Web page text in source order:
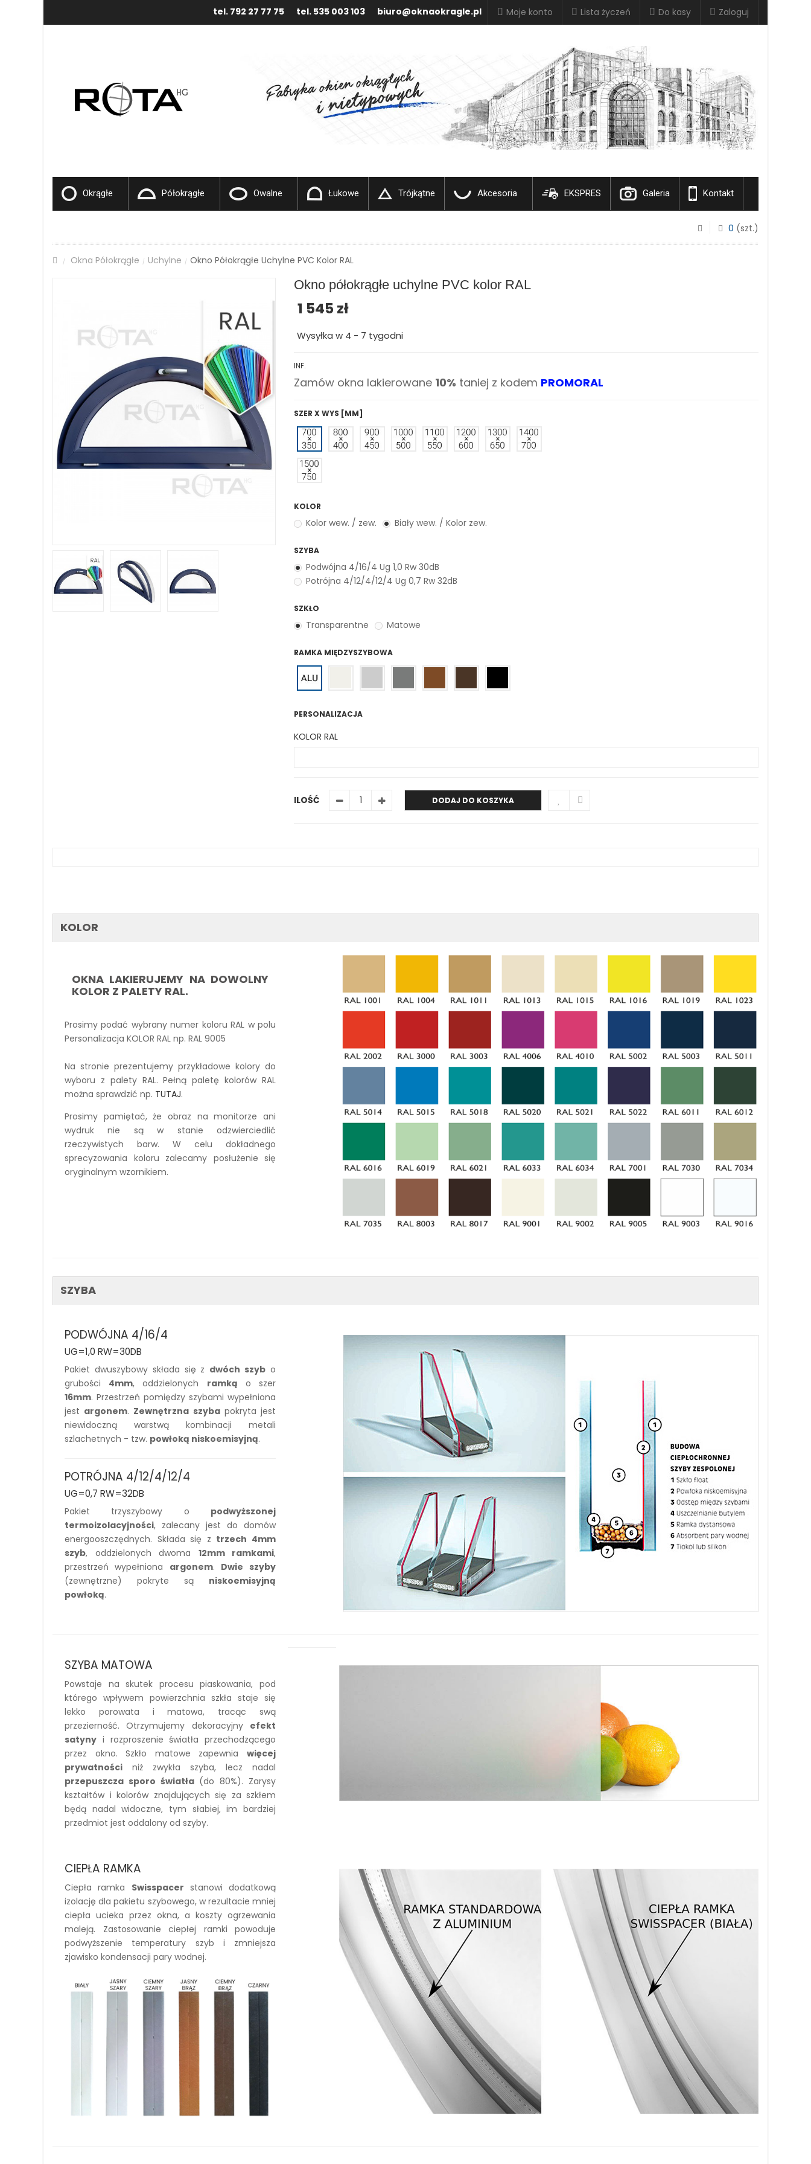
Moje konto Lista życzeń Do kasy Zaloguj
biuro@oknaokragle.pl
tel. 535 003 103
tel. 792 27 77 75
Okrągłe Półokrągłe Owalne Łukowe Trójkątne Akcesoria EKSPRES Galeria Kontakt
0 (szt.)
/ Okna Półokrągłe / Uchylne / Okno Półokrągłe Uchylne PVC Kolor RAL
Okno półokrągłe uchylne PVC kolor RAL
1 545 zł
Wysyłka w 4 - 7 tygodni
INF.
Zamów okna lakierowane 10% taniej z kodem PROMORAL
SZER X WYS [MM]
KOLOR
Kolor wew. / zew. Biały wew. / Kolor zew.
SZYBA
Podwójna 4/16/4 Ug 1,0 Rw 30dB
Potrójna 4/12/4/12/4 Ug 0,7 Rw 32dB
SZKŁO
Transparentne Matowe
RAMKA MIĘDZYSZYBOWA
PERSONALIZACJA
KOLOR RAL
ILOŚĆ DODAJ DO KOSZYKA
KOLOR
OKNA LAKIERUJEMY NA DOWOLNY
KOLOR Z PALETY RAL.
Prosimy podać wybrany numer koloru RAL w polu
Personalizacja KOLOR RAL np. RAL 9005
Na stronie prezentujemy przykładowe kolory do
wyboru z palety RAL. Pełną paletę kolorów RAL
można sprawdzić np. TUTAJ.
Prosimy pamiętać, że obraz na monitorze ani
wydruk nie są w stanie odzwierciedlić
rzeczywistych barw. W celu dokładnego
sprecyzowania koloru zalecamy posłużenie się
oryginalnym wzornikiem.
SZYBA
PODWÓJNA 4/16/4
UG=1,0 RW=30DB
Pakiet dwuszybowy składa się z dwóch szyb o
grubości 4mm, oddzielonych ramką o szer
16mm. Przestrzeń pomiędzy szybami wypełniona
jest argonem. Zewnętrzna szybapokryta jest
niewidoczną warstwą kombinacji metali
szlachetnych - tzw. powłoką niskoemisyjną.
POTRÓJNA 4/12/4/12/4
UG=0,7 RW=32DB
Pakiet trzyszybowy o podwyższonej
termoizolacyjności, zalecany jest do domów
energooszczędnych. Składa się z trzech 4mm
szyb, oddzielonych dwoma 12mm ramkami,
przestrzeń wypełniona argonem. Dwie szyby
(zewnętrzne) pokryte są niskoemisyjną
powłoką.
SZYBA MATOWA
Powstaje na skutek procesu piaskowania, pod
którego wpływem powierzchnia szkła staje się
lekko porowata i matowa, tracąc swą
przezierność. Otrzymujemy dekoracyjny efekt
satyny i rozproszenie światła przechodzącego
przez okno. Szkło matowe zapewnia więcej
prywatności niż zwykła szyba, lecz nadal
przepuszcza sporo światła(do 80%). Zarysy
kształtów i kolorów znajdujących się za szkłem
będą nadal widoczne, tym słabiej, im bardziej
przedmiot jest oddalony od szyby.
CIEPŁA RAMKA
Ciepła ramka Swisspacer stanowi dodatkową
izolację dla pakietu szybowego, w rezultacie mniej
ciepła ucieka przez okna, a koszty ogrzewania
maleją. Zastosowanie ciepłej ramki powoduje
podwyższenie temperatury szyb i zmniejsza
zjawisko kondensacji pary wodnej.